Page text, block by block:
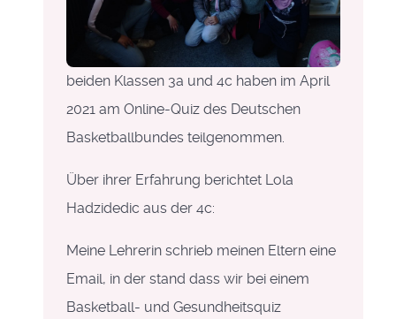
beiden Klassen 3a und 4c haben im April
2021 am Online-Quiz des Deutschen
Basketballbundes teilgenommen.
Über ihrer Erfahrung berichtet Lola
Hadzidedic aus der 4c:
Meine Lehrerin schrieb meinen Eltern eine
Email, in der stand dass wir bei einem
Basketball- und Gesundheitsquiz